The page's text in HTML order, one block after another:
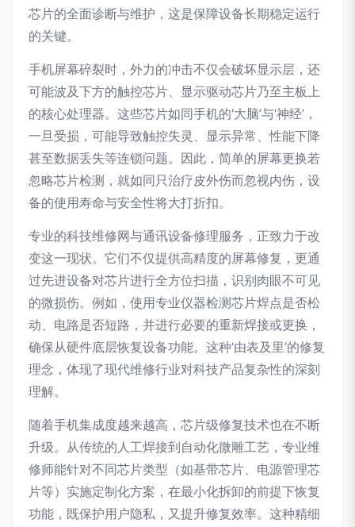
芯片的全面诊断与维护，这是保障设备长期稳定运行
的关键。
手机屏幕碎裂时，外力的冲击不仅会破坏显示层，还
可能波及下方的触控芯片、显示驱动芯片乃至主板上
的核心处理器。这些芯片如同手机的‘大脑’与‘神经’，
一旦受损，可能导致触控失灵、显示异常、性能下降
甚至数据丢失等连锁问题。因此，简单的屏幕更换若
忽略芯片检测，就如同只治疗皮外伤而忽视内伤，设
备的使用寿命与安全性将大打折扣。
专业的科技维修网与通讯设备修理服务，正致力于改
变这一现状。它们不仅提供高精度的屏幕修复，更通
过先进设备对芯片进行全方位扫描，识别肉眼不可见
的微损伤。例如，使用专业仪器检测芯片焊点是否松
动、电路是否短路，并进行必要的重新焊接或更换，
确保从硬件底层恢复设备功能。这种‘由表及里’的修复
理念，体现了现代维修行业对科技产品复杂性的深刻
理解。
随着手机集成度越来越高，芯片级修复技术也在不断
升级。从传统的人工焊接到自动化微雕工艺，专业维
修师能针对不同芯片类型（如基带芯片、电源管理芯
片等）实施定制化方案，在最小化拆卸的前提下恢复
功能，既保护用户隐私，又提升修复效率。这种精细